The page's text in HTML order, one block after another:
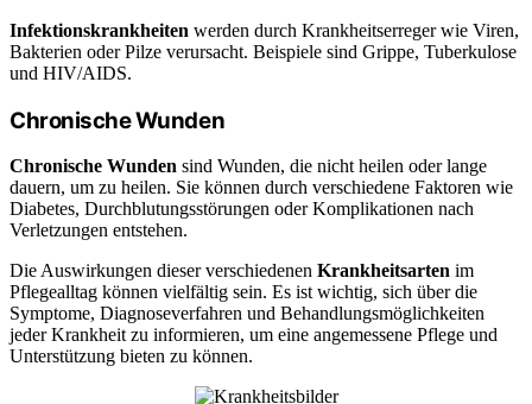
Infektionskrankheiten werden durch Krankheitserreger wie Viren,
Bakterien oder Pilze verursacht. Beispiele sind Grippe, Tuberkulose
und HIV/AIDS.
Chronische Wunden
Chronische Wunden sind Wunden, die nicht heilen oder lange
dauern, um zu heilen. Sie können durch verschiedene Faktoren wie
Diabetes, Durchblutungsstörungen oder Komplikationen nach
Verletzungen entstehen.
Die Auswirkungen dieser verschiedenen Krankheitsarten im
Pflegealltag können vielfältig sein. Es ist wichtig, sich über die
Symptome, Diagnoseverfahren und Behandlungsmöglichkeiten
jeder Krankheit zu informieren, um eine angemessene Pflege und
Unterstützung bieten zu können.